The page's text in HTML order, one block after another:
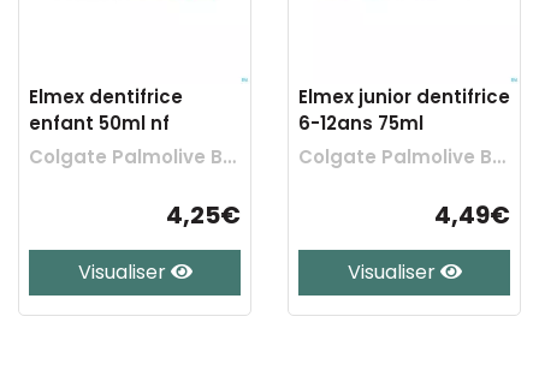
Elmex dentifrice
enfant 50ml nf
Colgate Palmolive Belgium
4,25€
Visualiser
Elmex junior dentifrice
6-12ans 75ml
Colgate Palmolive Belgium
4,49€
Visualiser